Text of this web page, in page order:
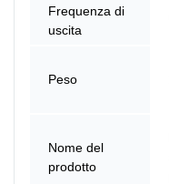
Frequenza di
uscita
Peso
Nome del
prodotto